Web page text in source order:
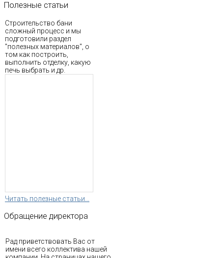
Полезные статьи
Строительство бани
сложный процесс и мы
подготовили раздел
"полезных материалов", о
том как построить,
выполнить отделку, какую
печь выбрать и др.
Читать полезные статьи...
Обращение директора
Рад приветствовать Вас от
имени всего коллектива нашей